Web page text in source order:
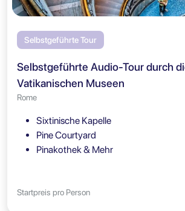
Selbstgeführte Tour
Selbstgeführte Audio-Tour durch
Vatikanischen Museen
Rome
Sixtinische Kapelle
Pine Courtyard
Pinakothek & Mehr
Startpreis pro Person